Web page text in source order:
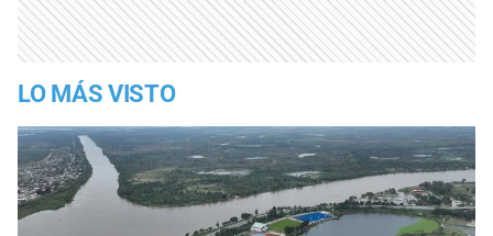
LO MÁS VISTO